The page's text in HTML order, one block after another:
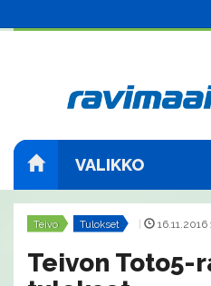
VALIKKO
Teivo Tulokset 16.11.2016
Teivon Toto5-